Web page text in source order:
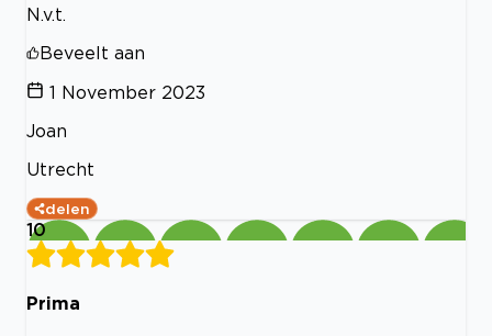
N.v.t.
Beveelt aan
1 November 2023
Joan
Utrecht
delen
10
Prima